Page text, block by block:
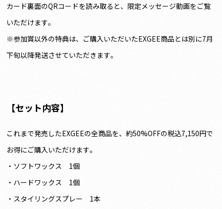
カード裏面のQRコードを読み取ると、限定メッセージ動画をご覧
いただけます。
※参加賞以外の特典は、ご購入いただいたEXGEE商品とは別に7月
下旬以降発送させていただきます。
【セット内容】
これまで発売したEXGEEの全商品を、約50%OFFの税込7,150円で
お得にご購入いただけます。
・ソフトワックス 1個
・ハードワックス 1個
・スタイリングスプレー 1本